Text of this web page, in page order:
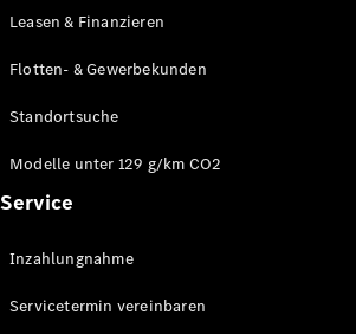
Leasen & Finanzieren
Flotten- & Gewerbekunden
Standortsuche
Modelle unter 129 g/km CO2
Service
Inzahlungnahme
Servicetermin vereinbaren